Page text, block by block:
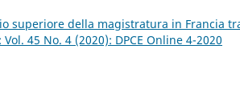
superiore della magistratura in Francia
Vol. 45 No. 4 (2020): DPCE Online 4-2020